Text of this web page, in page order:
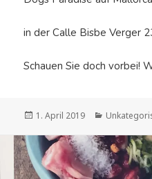
in der Calle Bisbe Verger
Schauen Sie doch vorbei!
Veröffentlicht
1. April 2019 Kategorien